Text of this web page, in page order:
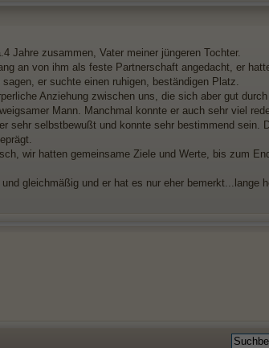
Jahre zusammen, Vater meiner jüngeren Tochter.
an von ihm als feste Partnerschaft angedacht, er
er suchte einen ruhigen, beständigen Platz.
Anziehung zwischen uns, die sich aber gut
Mann. Manchmal konnte er auch sehr viel
sehr selbstbewußt und konnte sehr bestimmend sein.
wir hatten gemeinsame Ziele und Werte, bis zum
gleichmäßig und er hat es nur eher bemerkt...lange